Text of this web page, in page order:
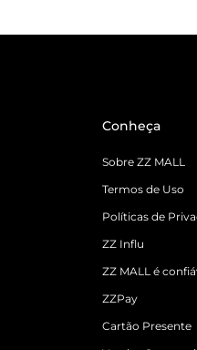
Conheça
Sobre ZZ MALL
Termos de Uso
Políticas de
ZZ Influ
ZZ MALL é
ZZPay
Cartão Presente